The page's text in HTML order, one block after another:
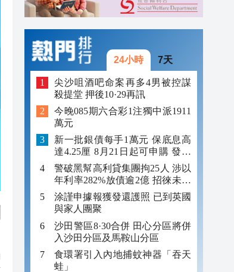
24小時 7天
尖沙咀酒吧命案再多4男被控謀
殺提堂 押後10·29再訊
今晚085期六合彩1注獨中派1911
萬元
新一批銀債每手1萬元 保底息高
達4.25厘 8月21日起可申購 發行
金額最多550億
警破黑幫高利貸集團拘25人 涉以
年利率282%放債逾2億 招徠未成
年追數
涂謹申據報獲發還護照 已到英國
與家人團聚
沙田警區8·30合併 田心分區將併
入沙田分區及馬鞍山分區
食環署引入內地捕蚊神器「吞天
蛙」